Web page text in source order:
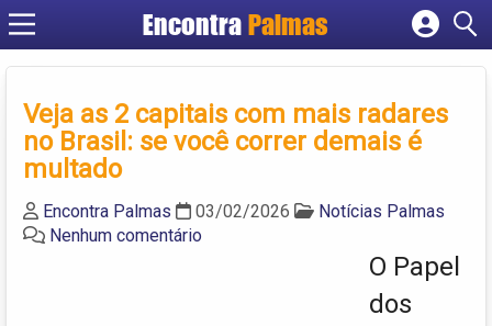
Encontra Palmas
Cadastrar empresa
Criar conta
Veja as 2 capitais com mais radares
no Brasil: se você correr demais é
multado
Encontra Palmas 03/02/2026
Notícias Palmas
Nenhum comentário
O Papel
dos